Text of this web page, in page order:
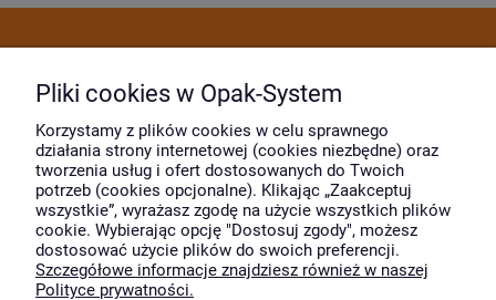
Moje konto
O firmie
Wyróżnili nas
Pliki cookies w Opak-System
Korzystamy z plików cookies w celu sprawnego
działania strony internetowej (cookies niezbędne) oraz
tworzenia usług i ofert dostosowanych do Twoich
potrzeb (cookies opcjonalne). Klikając „Zaakceptuj
wszystkie”, wyrażasz zgodę na użycie wszystkich plików
cookie. Wybierając opcję "Dostosuj zgody", możesz
dostosować użycie plików do swoich preferencji.
Szczegółowe informacje znajdziesz również w naszej
Polityce prywatności.